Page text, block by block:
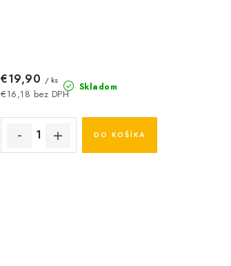
Skladom
€16,18 bez DPH
€19,90 / ks
DO KOŠÍKA